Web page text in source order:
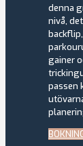
denna
nivå,
gainer
passen